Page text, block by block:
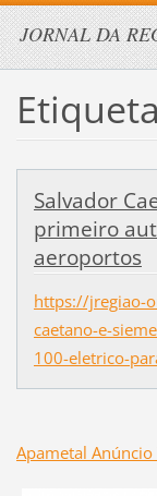
JORNAL DA
Salvador
primeiro
aeroportos
https://jregiao-
caetano-e-
100-eletrico-
Apametal